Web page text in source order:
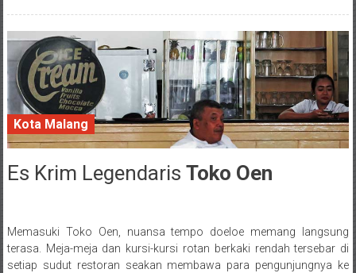
Kota Malang
16 July 2017
Es Krim Legendaris Toko Oen
Posted By: wirawan
Memasuki Toko Oen, nuansa tempo doeloe memang langsung
terasa. Meja-meja dan kursi-kursi rotan berkaki rendah tersebar di
setiap sudut restoran seakan membawa para pengunjungnya ke